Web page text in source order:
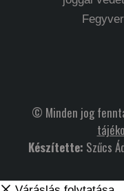
© Minden jog
Készítette: Szűcs